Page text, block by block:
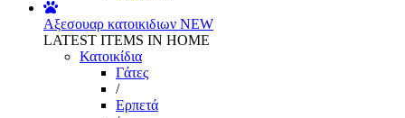
Αξεσουαρ κατοικιδιων NEW
LATEST ITEMS IN HOME
Κατοικίδια
Γάτες
/
Ερπετά